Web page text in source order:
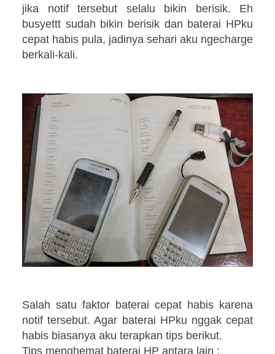
jika notif tersebut selalu bikin berisik. Eh
busyettt sudah bikin berisik dan baterai HPku
cepat habis pula, jadinya sehari aku ngecharge
berkali-kali.
Salah satu faktor baterai cepat habis karena
notif tersebut. Agar baterai HPku nggak cepat
habis biasanya aku terapkan tips berikut.
Tips menghemat baterai HP antara lain :